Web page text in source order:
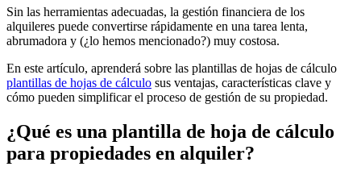
Sin las herramientas adecuadas, la gestión financiera de los
alquileres puede convertirse rápidamente en una tarea lenta,
abrumadora y (¿lo hemos mencionado?) muy costosa.
En este artículo, aprenderá sobre las plantillas de hojas de cálculo
plantillas de hojas de cálculo sus ventajas, características clave y
cómo pueden simplificar el proceso de gestión de su propiedad.
¿Qué es una plantilla de hoja de cálculo
para propiedades en alquiler?